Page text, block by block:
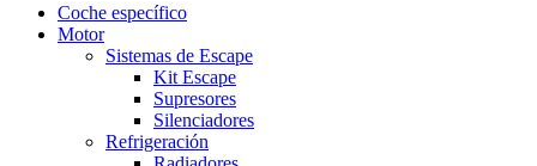
Coche específico
Motor
Sistemas de Escape
Kit Escape
Supresores
Silenciadores
Refrigeración